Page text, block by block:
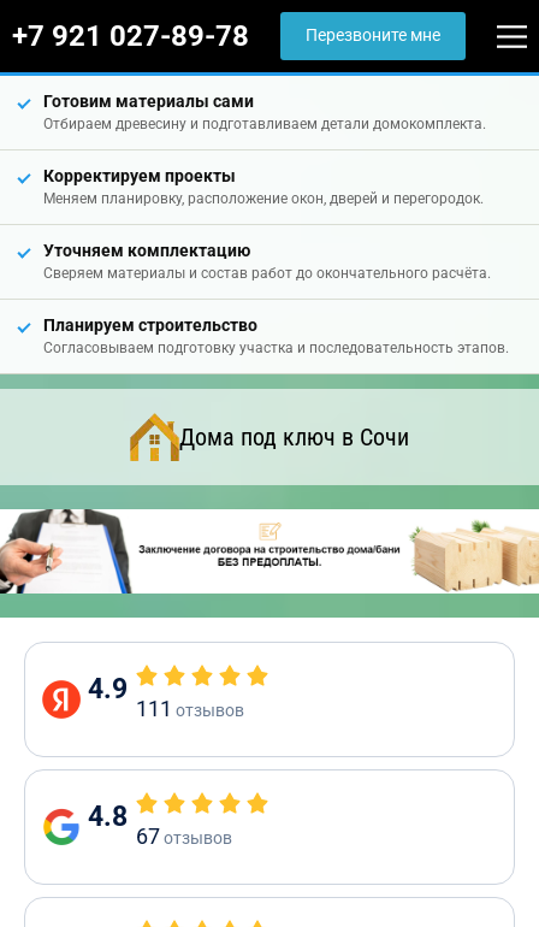
+7 921 027-89-78 Перезвоните мне
Готовим материалы сами
Отбираем древесину и подготавливаем детали домокомплекта.
Корректируем проекты
Меняем планировку, расположение окон, дверей и перегородок.
Уточняем комплектацию
Сверяем материалы и состав работ до окончательного расчёта.
Планируем строительство
Согласовываем подготовку участка и последовательность этапов.
Дома под ключ в Сочи
4.9
111 отзывов
4.8
67отзывов